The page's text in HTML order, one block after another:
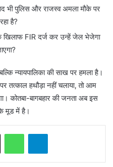
भी पुलिस और राजस्व अमला मौके पर
है?
खिलाफ FIR दर्ज कर उन्हें जेल भेजेगा
न्यायपालिका की साख पर हमला है।
तत्काल हथौड़ा नहीं चलाया, तो आम
कोतबा-बागबहार की जनता अब इस
मूड में है।
WhatsAppTelegram